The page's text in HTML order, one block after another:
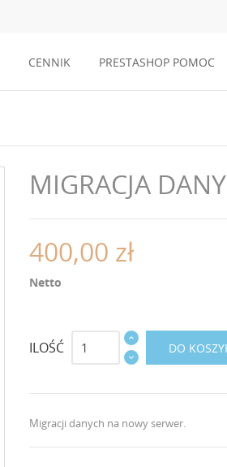
CENNIK PRESTASHOP POMOC
MIGRACJA
400,00 zł
Netto
ILOŚĆ DO
Migracji danych na nowy serwer.